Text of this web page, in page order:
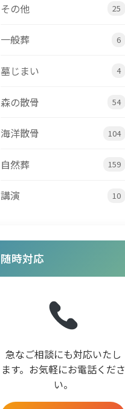
その他 25
一般葬 6
墓じまい 4
森の散骨 54
海洋散骨 104
自然葬 159
講演 10
随時対応
急なご相談にも対応いたし
ます。お気軽にお電話くださ
い。